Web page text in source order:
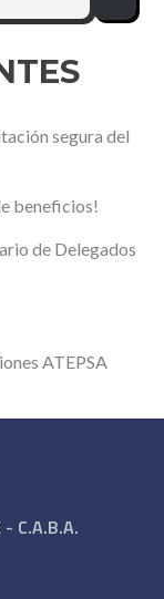
segura del
beneficios!
de Delegados
ATEPSA
C.A.B.A.